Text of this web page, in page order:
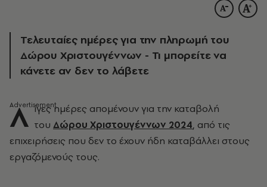
Τελευταίες ημέρες για την πληρωμή του
Δώρου Χριστουγέννων - Τι μπορείτε να
κάνετε αν δεν το λάβετε
Λ ίγες ημέρες απομένουν για την καταβολή
του Δώρου Χριστουγέννων 2024, από τις
επιχειρήσεις που δεν το έχουν ήδη καταβάλλει στους
εργαζόμενούς τους.